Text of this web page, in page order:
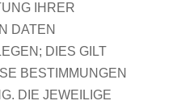
IHRER
DATEN
DIES GILT
BESTIMMUNGEN
DIE JEWEILIGE